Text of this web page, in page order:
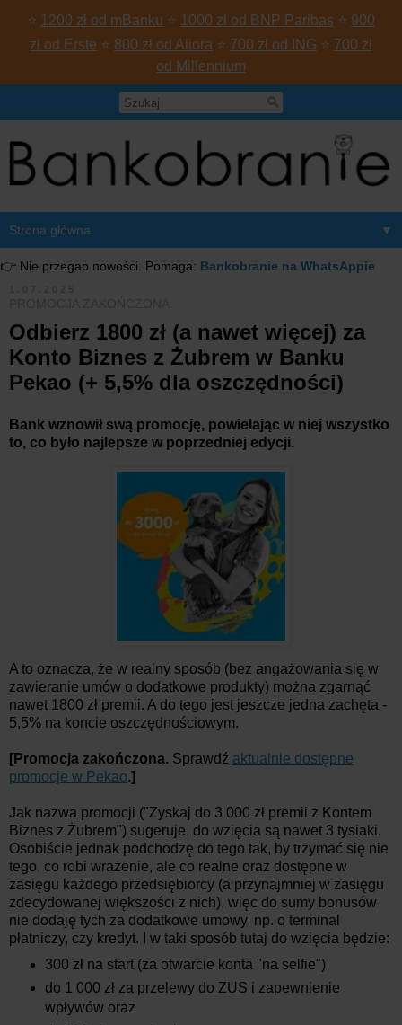
⭐ 1200 zł od mBanku ⭐ 1000 zł od BNP Paribas ⭐ 900
zł od Erste ⭐ 800 zł od Aliora ⭐ 700 zł od ING ⭐ 700 zł
od Millennium
▼
👉 Nie przegap nowości. Pomaga: Bankobranie na WhatsAppie
Odbierz 1800 zł (a nawet więcej) za
Konto Biznes z Żubrem w Banku
Pekao (+ 5,5% dla oszczędności)
Bank wznowił swą promocję, powielając w niej wszystko
to, co było najlepsze w poprzedniej edycji.
A to oznacza, że w realny sposób (bez angażowania się w
zawieranie umów o dodatkowe produkty) można zgarnąć
nawet 1800 zł premii. A do tego jest jeszcze jedna zachęta -
5,5% na koncie oszczędnościowym.
[Promocja zakończona. Sprawdź aktualnie dostępne
promocje w Pekao.]
Jak nazwa promocji ("Zyskaj do 3 000 zł premii z Kontem
Biznes z Żubrem") sugeruje, do wzięcia są nawet 3 tysiaki.
Osobiście jednak podchodzę do tego tak, by trzymać się nie
tego, co robi wrażenie, ale co realne oraz dostępne w
zasięgu każdego przedsiębiorcy (a przynajmniej w zasięgu
zdecydowanej większości z nich), więc do sumy bonusów
nie dodaję tych za dodatkowe umowy, np. o terminal
płatniczy, czy kredyt. I w taki sposób tutaj do wzięcia będzie:
300 zł na start (za otwarcie konta "na selfie")
do 1 000 zł za przelewy do ZUS i zapewnienie
wpływów oraz